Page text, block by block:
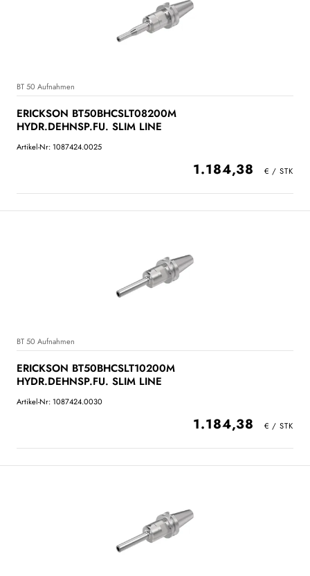
BT 50 Aufnahmen
ERICKSON BT50BHCSLT08200M
HYDR.DEHNSP.FU. SLIM LINE
Artikel-Nr: 1087424.0025
1.184,38
BT 50 Aufnahmen
ERICKSON BT50BHCSLT10200M
HYDR.DEHNSP.FU. SLIM LINE
Artikel-Nr: 1087424.0030
1.184,38